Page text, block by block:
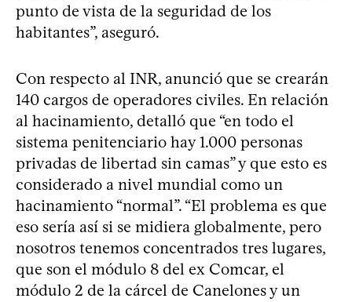
punto de vista de la seguridad de los
habitantes”, aseguró.
Con respecto al INR, anunció que se crearán
140 cargos de operadores civiles. En relación
al hacinamiento, detalló que “en todo el
sistema penitenciario hay 1.000 personas
privadas de libertad sin camas” y que esto es
considerado a nivel mundial como un
hacinamiento “normal”. “El problema es que
eso sería así si se midiera globalmente, pero
nosotros tenemos concentrados tres lugares,
que son el módulo 8 del ex Comcar, el
módulo 2 de la cárcel de Canelones y un